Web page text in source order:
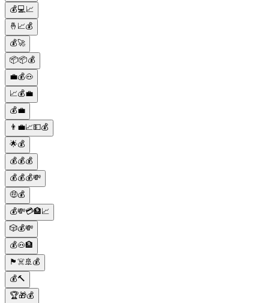
💰💻📈
🤞📈💰
💰🚀
📦📦💰
💼💰🐽
📈💰💼
💰💼
👨‍💼📈💵💰
🌟💰
💰💰💰
💰💰💰💸
🤑💰
💰💸💳🏦📈
🎲💰💸
💰🐽🏦
🏴‍☠️🚢💰
💰🔨
🏆🎁💰